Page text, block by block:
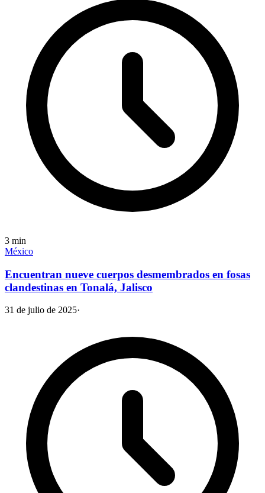
3 min
México
Encuentran nueve cuerpos desmembrados en fosas
clandestinas en Tonalá, Jalisco
31 de julio de 2025·